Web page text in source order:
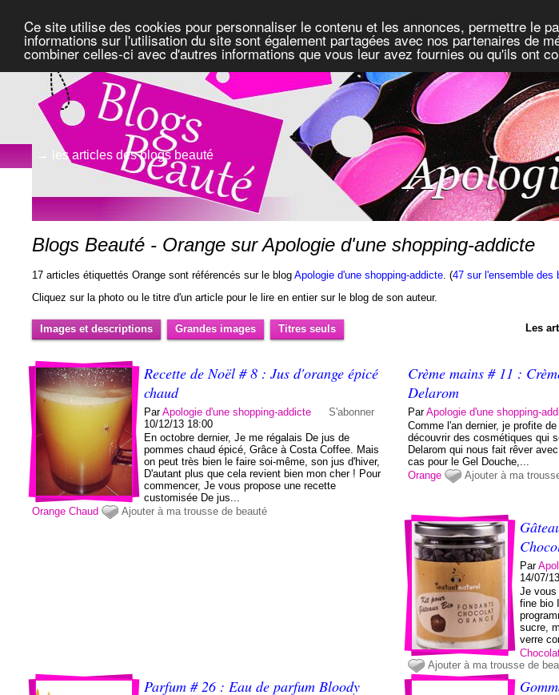
Ce site utilise des cookies pour personnaliser le contenu et les annonces, permettre le
informations sur l'utilisation du site sont également partagées avec nos partenaires de
combiner celles-ci avec d'autres informations que vous leur avez fournies ou qu'ils ont
→ les articles des blogs beauté
Blogs Beauté - Orange sur Apologie d'une shopping-addicte
17 articles étiquettés Orange sont référencés sur le blogApologie d'une shopping-addicte. (47 sur l'ensemble des
Cliquez sur la photo ou le titre d'un article pour le lire en entier sur le blog de son auteur.
Images et descriptions Grandes images Titres seuls Les
Recette de Noël # 8 : Jus d'orange épicé
chaud
ParApologie d'une shopping-addicte
S'abonner
10/12/13 18:00
En octobre dernier, Je me régalais De jus de
pommes chaud épicé, Grâce à Costa Coffee. Mais
on peut très bien le faire soi-même, son jus d'hiver,
D'autant plus que cela revient bien mon cher ! Pour
commencer, Je vous propose une recette
customisée De jus...
Orange Chaud Ajouter à ma trousse de beauté
Crème mains # 11 :
Delarom
ParApologie d'une shopping-
Comme l'an dernier, je profite
découvrir des cosmétiques qui
Delarom qui nous fait rêver
cas pour le Gel Douche,...
Orange
Ajouter à ma
Par
14/07/
Je vous
fine bio
sucre,
verre
Ajouter à ma trousse de
Parfum # 26 : Eau de parfum Bloody